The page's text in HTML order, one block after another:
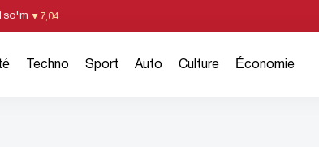
so'm ▼ 7,04
Techno Sport Auto Culture Économie